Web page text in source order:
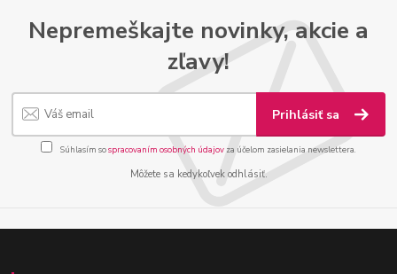
Nepremeškajte novinky, akcie a
zľavy!
Prihlásiť sa
Súhlasím sospracovaním osobných údajov za účelom zasielania newslettera.
Môžete sa kedykoľvek odhlásiť.